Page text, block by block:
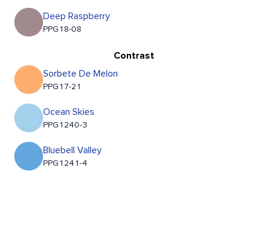
Deep Raspberry
PPG18-08
Contrast
Sorbete De Melon
PPG17-21
Ocean Skies
PPG1240-3
Bluebell Valley
PPG1241-4